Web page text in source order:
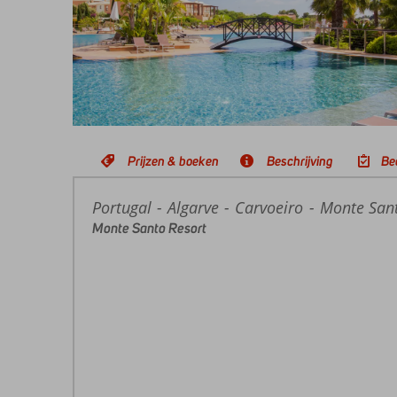
Prijzen & boeken Beschrijving
Home
Portugal Algarve Carvoeiro Monte
Monte Santo Resort